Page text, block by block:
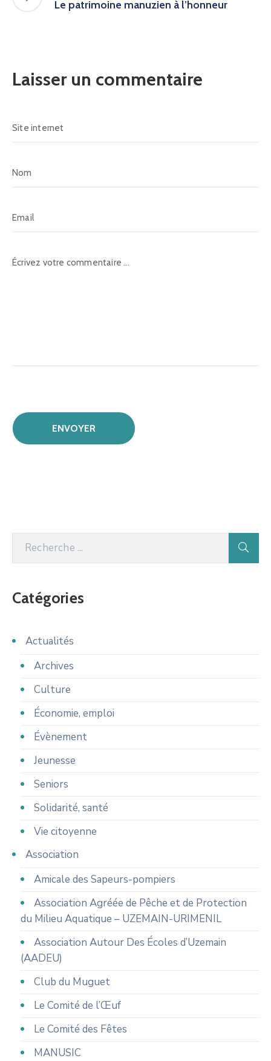
Le patrimoine manuzien à l’honneur
Laisser un commentaire
Catégories
Actualités
Archives
Culture
Économie, emploi
Évènement
Jeunesse
Seniors
Solidarité, santé
Vie citoyenne
Association
Amicale des Sapeurs-pompiers
Association Agréée de Pêche et de Protection
du Milieu Aquatique – UZEMAIN-URIMENIL
Association Autour Des Écoles d’Uzemain
(AADEU)
Club du Muguet
Le Comité de l’Œuf
Le Comité des Fêtes
MANUSIC